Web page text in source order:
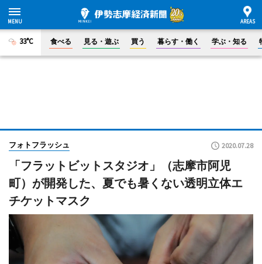
33°C 食べる 見る・遊ぶ 買う 暮らす・働く 学ぶ・知る
フォトフラッシュ 2020.07.28
「フラットビットスタジオ」（志摩市阿児
町）が開発した、夏でも暑くない透明立体エ
チケットマスク